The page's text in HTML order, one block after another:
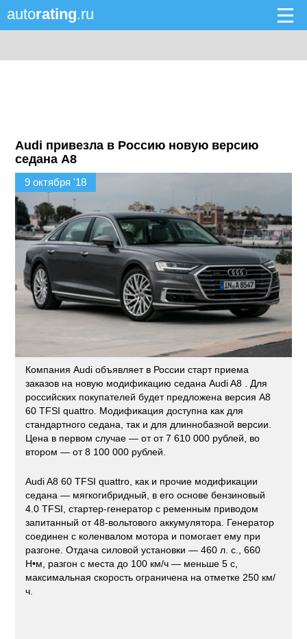
autorating.ru
Audi привезла в Россию новую версию
седана A8
9 октября '18
Компания Audi объявляет в России старт приема
заказов на новую модификацию седана Audi A8 . Для
российских покупателей будет предложена версия A8
60 TFSI quattro. Модификация доступна как для
стандартного седана, так и для длиннобазной версии.
Цена в первом случае — от от 7 610 000 рублей, во
втором — от 8 100 000 рублей.
Audi A8 60 TFSI quattro, как и прочие модификации
седана — мягкогибридный, в его основе бензиновый
4.0 TFSI, стартер-генератор с ременным приводом
запитанный от 48-вольтового аккумулятора. Генератор
соединен с коленвалом мотора и помогает ему при
разгоне. Отдача силовой установки — 460 л. с., 660
Н•м, разгон с места до 100 км/ч — меньше 5 с,
максимальная скорость ограничена на отметке 250 км/
ч.